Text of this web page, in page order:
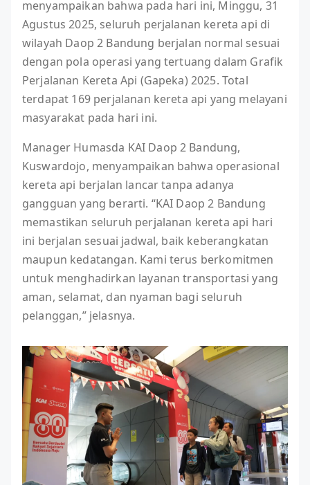
menyampaikan bahwa pada hari ini, Minggu, 31
Agustus 2025, seluruh perjalanan kereta api di
wilayah Daop 2 Bandung berjalan normal sesuai
dengan pola operasi yang tertuang dalam Grafik
Perjalanan Kereta Api (Gapeka) 2025. Total
terdapat 169 perjalanan kereta api yang melayani
masyarakat pada hari ini.
Manager Humasda KAI Daop 2 Bandung,
Kuswardojo, menyampaikan bahwa operasional
kereta api berjalan lancar tanpa adanya
gangguan yang berarti. “KAI Daop 2 Bandung
memastikan seluruh perjalanan kereta api hari
ini berjalan sesuai jadwal, baik keberangkatan
maupun kedatangan. Kami terus berkomitmen
untuk menghadirkan layanan transportasi yang
aman, selamat, dan nyaman bagi seluruh
pelanggan,” jelasnya.